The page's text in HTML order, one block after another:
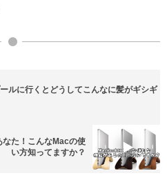
ールに行くとどうしてこんなに髪がギシギ
なた！こんなMacの使
い方知ってますか？